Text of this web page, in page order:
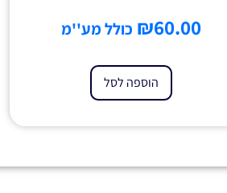
₪60.00 כולל מע''מ
הוספה לסל